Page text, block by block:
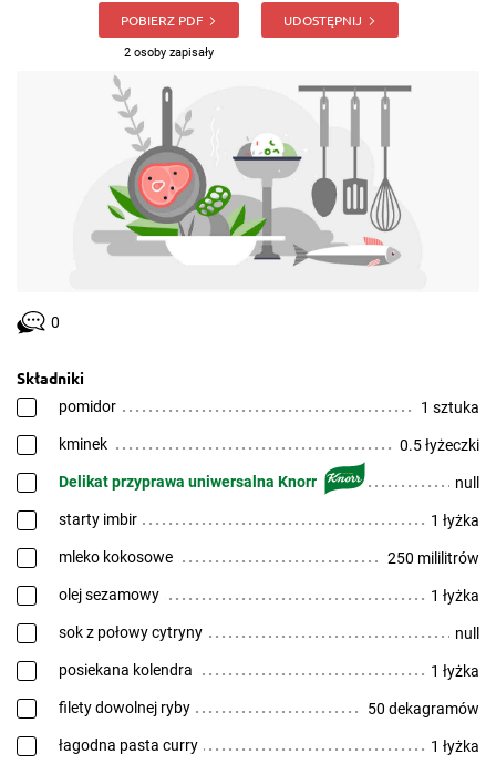
POBIERZ PDF
2 osoby zapisały
UDOSTĘPNIJ
0
Składniki
pomidor 1 sztuka
kminek 0.5 łyżeczki
Delikat przyprawa uniwersalna Knorr null
starty imbir 1 łyżka
mleko kokosowe 250 mililitrów
olej sezamowy 1 łyżka
sok z połowy cytryny null
posiekana kolendra 1 łyżka
filety dowolnej ryby 50 dekagramów
łagodna pasta curry 1 łyżka